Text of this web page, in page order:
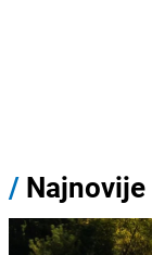
/ Najnovije